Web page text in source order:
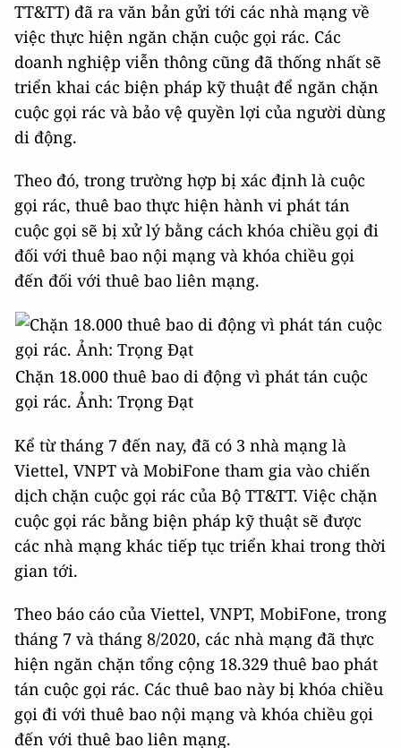
TT&TT) đã ra văn bản gửi tới các nhà mạng về
việc thực hiện ngăn chặn cuộc gọi rác. Các
doanh nghiệp viễn thông cũng đã thống nhất sẽ
triển khai các biện pháp kỹ thuật để ngăn chặn
cuộc gọi rác và bảo vệ quyền lợi của người dùng
di động.
Theo đó, trong trường hợp bị xác định là cuộc
gọi rác, thuê bao thực hiện hành vi phát tán
cuộc gọi sẽ bị xử lý bằng cách khóa chiều gọi đi
đối với thuê bao nội mạng và khóa chiều gọi
đến đối với thuê bao liên mạng.
Chặn 18.000 thuê bao di động vì phát tán cuộc
gọi rác. Ảnh: Trọng Đạt
Kể từ tháng 7 đến nay, đã có 3 nhà mạng là
Viettel, VNPT và MobiFone tham gia vào chiến
dịch chặn cuộc gọi rác của Bộ TT&TT. Việc chặn
cuộc gọi rác bằng biện pháp kỹ thuật sẽ được
các nhà mạng khác tiếp tục triển khai trong thời
gian tới.
Theo báo cáo của Viettel, VNPT, MobiFone, trong
tháng 7 và tháng 8/2020, các nhà mạng đã thực
hiện ngăn chặn tổng cộng 18.329 thuê bao phát
tán cuộc gọi rác. Các thuê bao này bị khóa chiều
gọi đi với thuê bao nội mạng và khóa chiều gọi
đến với thuê bao liên mạng.